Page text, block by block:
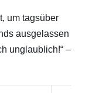
um tagsüber
ausgelassen
unglaublich!“ –